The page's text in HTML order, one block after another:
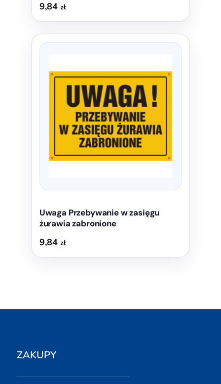
9,84 zł
Uwaga Przebywanie w zasięgu
żurawia zabronione
9,84 zł
Ten
wiele
stronie
ZAKUPY